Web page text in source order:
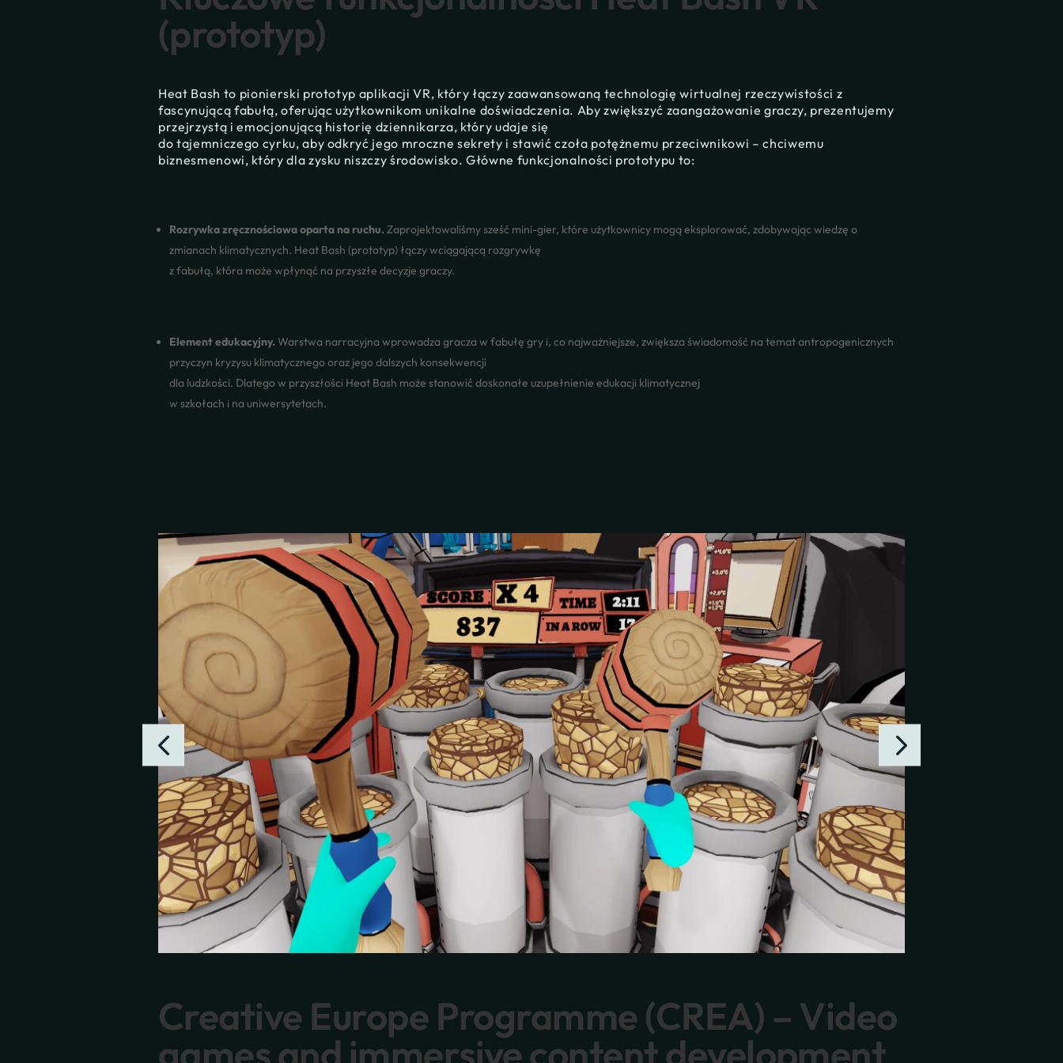
(prototyp)
Heat Bash to pionierski prototyp aplikacji VR, który łączy zaawansowaną technologię wirtualnej rzeczywistości z
fascynującą fabułą, oferując użytkownikom unikalne doświadczenia. Aby zwiększyć zaangażowanie graczy, prezentujemy
przejrzystą i emocjonującą historię dziennikarza, który udaje się
do tajemniczego cyrku, aby odkryć jego mroczne sekrety i stawić czoła potężnemu przeciwnikowi – chciwemu
biznesmenowi, który dla zysku niszczy środowisko. Główne funkcjonalności prototypu to:
Rozrywka zręcznościowa oparta na ruchu. Zaprojektowaliśmy sześć mini-gier, które użytkownicy mogą eksplorować, zdobywając wiedzę o
zmianach klimatycznych. Heat Bash (prototyp) łączy wciągającą rozgrywkę
z fabułą, która może wpłynąć na przyszłe decyzje graczy.
Element edukacyjny. Warstwa narracyjna wprowadza gracza w fabułę gry i, co najważniejsze, zwiększa świadomość na temat antropogenicznych
przyczyn kryzysu klimatycznego oraz jego dalszych konsekwencji
dla ludzkości. Dlatego w przyszłości Heat Bash może stanowić doskonałe uzupełnienie edukacji klimatycznej
w szkołach i na uniwersytetach.
Creative Europe Programme (CREA) – Video